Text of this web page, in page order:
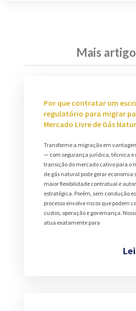
Mais
Por que contratar um
regulatório para migrar
Mercado Livre de Gás
Transforme a migração em
— com segurança jurídica, técnica e
transição do mercado cativo para o
de gás natural pode gerar economia
maior flexibilidade contratual e
estratégica. Porém, sem condução
processo envolve riscos que podem
custos, operação e governança.
atua exatamente para